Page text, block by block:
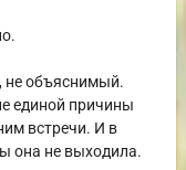
не объяснимый.
единой причины
встречи. И в
она не выходила.